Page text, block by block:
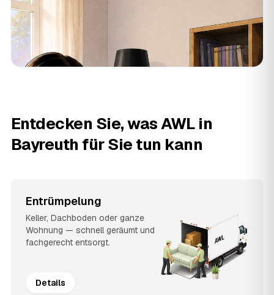
Entdecken Sie, was AWL in
Bayreuth für Sie tun kann
Entrümpelung
Keller, Dachboden oder ganze
Wohnung — schnell geräumt und
fachgerecht entsorgt.
Details